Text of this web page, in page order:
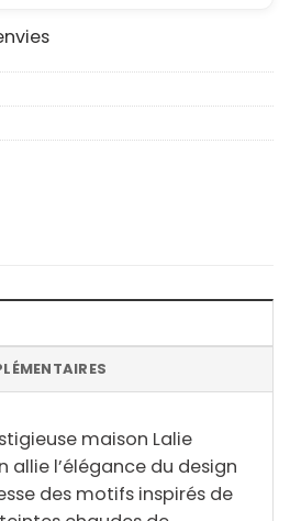
maison Lalie
allie l’élégance du design
des motifs inspirés de